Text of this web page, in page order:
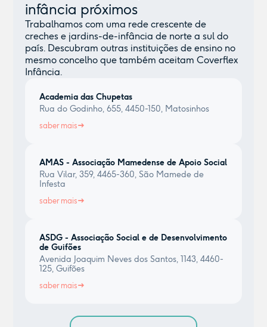
infância próximos
Trabalhamos com uma rede crescente de
creches e jardins-de-infância de norte a sul do
país. Descubram outras instituições de ensino no
mesmo concelho que também aceitam Coverflex
Infância.
Academia das Chupetas
Rua do Godinho, 655, 4450-150, Matosinhos
saber mais
AMAS - Associação Mamedense de Apoio Social
Rua Vilar, 359, 4465-360, São Mamede de
Infesta
saber mais
ASDG - Associação Social e de Desenvolvimento
de Guifões
Avenida Joaquim Neves dos Santos, 1143, 4460-
125, Guifões
saber mais